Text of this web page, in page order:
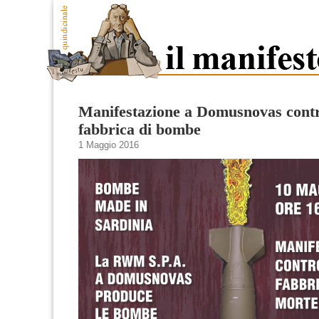
Manifestazione a Domusnovas
fabbrica di bombe
1 Maggio 2016